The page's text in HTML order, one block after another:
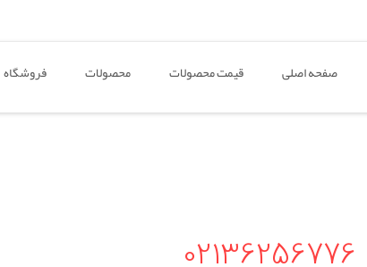
صفحه اصلی قیمت محصولات محصولات فروشگاه